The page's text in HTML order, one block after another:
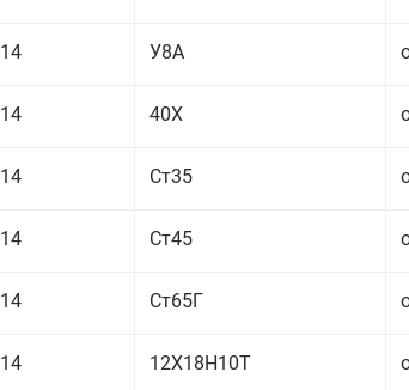
14 У8А
14 40Х
14 Ст35
14 Ст45
14 Ст65Г
14 12Х18Н10Т